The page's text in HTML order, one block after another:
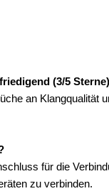
(3/5 Sterne)
an Klangqualität
für die
zu verbinden.